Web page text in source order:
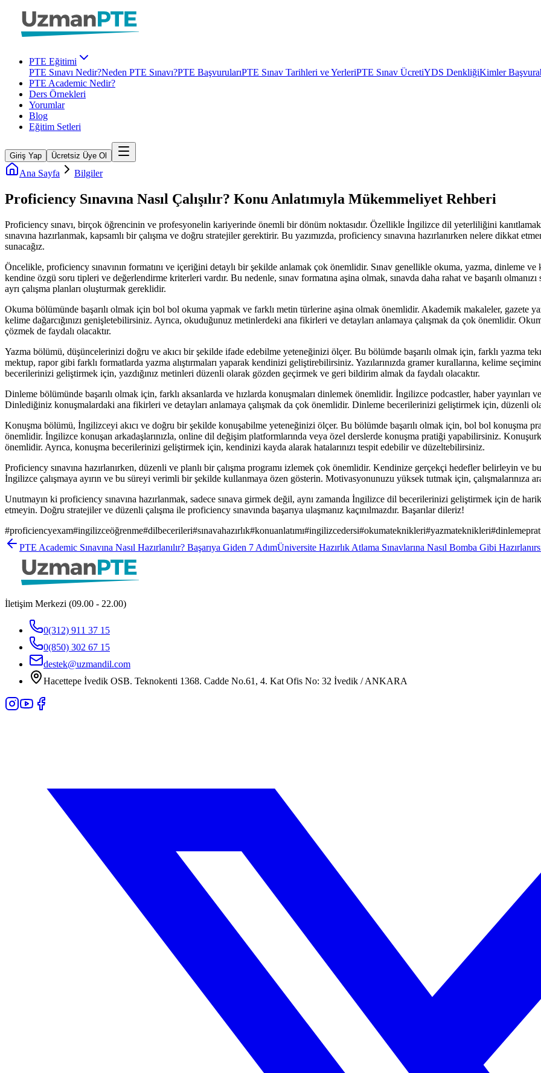
PTE Eğitimi
PTE Sınavı Nedir?Neden PTE Sınavı?PTE BaşvurularıPTE Sınav Tarihleri ve YerleriPTE Sınav ÜcretiYDS DenkliğiKimler
PTE Academic Nedir?
Ders Örnekleri
Yorumlar
Blog
Eğitim Setleri
Giriş Yap Ücretsiz Üye Ol
Ana Sayfa Bilgiler
Proficiency Sınavına Nasıl Çalışılır? Konu Anlatımıyla Mükemmeliyet Rehberi
Proficiency sınavı, birçok öğrencinin ve profesyonelin kariyerinde önemli bir dönüm noktasıdır. Özellikle İngilizce dil yeterliliğini
sınavına hazırlanmak, kapsamlı bir çalışma ve doğru stratejiler gerektirir. Bu yazımızda, proficiency sınavına hazırlanırken nelere dikkat
sunacağız.
Öncelikle, proficiency sınavının formatını ve içeriğini detaylı bir şekilde anlamak çok önemlidir. Sınav genellikle okuma, yazma, dinleme
kendine özgü soru tipleri ve değerlendirme kriterleri vardır. Bu nedenle, sınav formatına aşina olmak, sınavda daha rahat ve başarılı olmanızı
ayrı çalışma planları oluşturmak gereklidir.
Okuma bölümünde başarılı olmak için bol bol okuma yapmak ve farklı metin türlerine aşina olmak önemlidir. Akademik makaleler, gazete
kelime dağarcığınızı genişletebilirsiniz. Ayrıca, okuduğunuz metinlerdeki ana fikirleri ve detayları anlamaya çalışmak da çok önemlidir.
çözmek de faydalı olacaktır.
Yazma bölümü, düşüncelerinizi doğru ve akıcı bir şekilde ifade edebilme yeteneğinizi ölçer. Bu bölümde başarılı olmak için, farklı yazma
mektup, rapor gibi farklı formatlarda yazma alıştırmaları yaparak kendinizi geliştirebilirsiniz. Yazılarınızda gramer kurallarına, kelime
becerilerinizi geliştirmek için, yazdığınız metinleri düzenli olarak gözden geçirmek ve geri bildirim almak da faydalı olacaktır.
Dinleme bölümünde başarılı olmak için, farklı aksanlarda ve hızlarda konuşmaları dinlemek önemlidir. İngilizce podcastler, haber
Dinlediğiniz konuşmalardaki ana fikirleri ve detayları anlamaya çalışmak da çok önemlidir. Dinleme becerilerinizi geliştirmek için, düzenli
Konuşma bölümü, İngilizceyi akıcı ve doğru bir şekilde konuşabilme yeteneğinizi ölçer. Bu bölümde başarılı olmak için, bol bol konuşma
önemlidir. İngilizce konuşan arkadaşlarınızla, online dil değişim platformlarında veya özel derslerde konuşma pratiği yapabilirsiniz.
önemlidir. Ayrıca, konuşma becerilerinizi geliştirmek için, kendinizi kayda alarak hatalarınızı tespit edebilir ve düzeltebilirsiniz.
Proficiency sınavına hazırlanırken, düzenli ve planlı bir çalışma programı izlemek çok önemlidir. Kendinize gerçekçi hedefler belirleyin ve
İngilizce çalışmaya ayırın ve bu süreyi verimli bir şekilde kullanmaya özen gösterin. Motivasyonunuzu yüksek tutmak için, çalışmalarınıza
Unutmayın ki proficiency sınavına hazırlanmak, sadece sınava girmek değil, aynı zamanda İngilizce dil becerilerinizi geliştirmek için de
etmeyin. Doğru stratejiler ve düzenli çalışma ile proficiency sınavında başarıya ulaşmanız kaçınılmazdır. Başarılar dileriz!
#proficiencyexam#ingilizceöğrenme#dilbecerileri#sınavahazırlık#konuanlatımı#ingilizcedersi#okumateknikleri#yazmateknikleri#
PTE Academic Sınavına Nasıl Hazırlanılır? Başarıya Giden 7 AdımÜniversite Hazırlık Atlama Sınavlarına Nasıl Bomba Gibi
İletişim Merkezi (09.00 - 22.00)
0(312) 911 37 15
0(850) 302 67 15
destek@uzmandil.com
Hacettepe İvedik OSB. Teknokenti 1368. Cadde No.61, 4. Kat Ofis No: 32 İvedik / ANKARA